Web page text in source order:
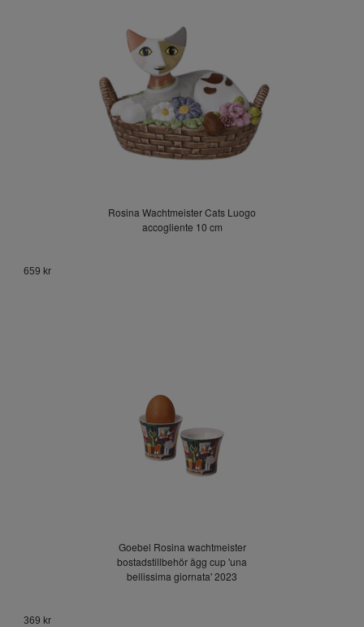
Rosina Wachtmeister Cats Luogo
accogliente 10 cm
659 kr
Goebel Rosina wachtmeister
bostadstillbehör ägg cup 'una
bellissima giornata' 2023
369 kr